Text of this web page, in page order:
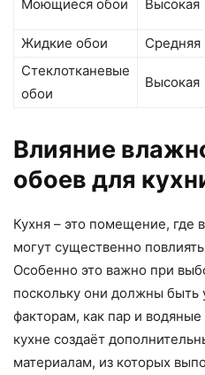
Моющиеся обои Высокая
Жидкие обои
Средняя
Стеклотканевые
обои
Высокая
Влияние
обоев для
Кухня – это помещение, где
могут существенно
Особенно это важно при
поскольку они должны быть
факторам, как пар и
кухне создаёт
материалам, из которых